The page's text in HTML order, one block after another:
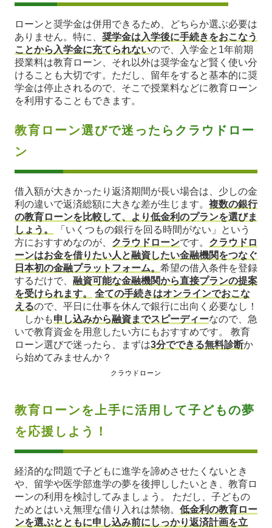
ローンと奨学金は併用できるため、どちらか選ぶ必要は
ありません。特に、 奨学金は入学後に手続きをおこなう
ことから入学金に充てられないので、入学金と1年前期
授業料は教育ローン、それ以外は奨学金など賢く使い分
けることも大切です。ただし、留年をすると基本的に奨
学金は停止されるので、そこで授業料などに教育ローン
を利用することもできます。
教育ローン選びで迷ったらクラウドロー
ン
借入額が大きかったり返済期間が長い場合は、少しの金
利の違いで返済総額に大きな差が生じます。 複数の銀行
の教育ローンを比較して、より低金利のプランを選びま
しょう。
「いくつもの銀行を回る時間がない」という
方におすすめなのが、 クラウドローンです。 クラウドロ
ーンはお金を借りたい人と融資したい金融機関をつなぐ
日本初の金融プラットフォーム。 希望の借入条件を登録
するだけで、 融資可能な金融機関から直接プランの提案
を受けられます。
全ての手続きはオンラインでおこな
えるので、平日に仕事を休んで銀行に出向く必要なし！
しかも申し込みから融資までスピーディーなので、急
いで教育資金を用意したい方にもおすすめです。 教育
ローン選びで迷ったら、まずは3分でできる無料診断か
ら始めてみませんか？
クラウドローン
教育ローンを上手に活用して子どもの夢
を応援しよう！
経済的な問題で子どもに進学を諦めさせたくないとき
や、留学や医学部進学の夢を後押ししたいとき、教育ロ
ーンの利用を検討してみましょう。 ただし、子どもの
ためとはいえ無理な借り入れは禁物。 低金利の教育ロー
ンを選ぶとともに申し込み前にしっかり返済計画を立